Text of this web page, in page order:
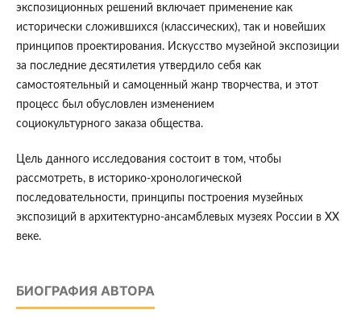
экспозиционных решений включает применение как
исторически сложившихся (классических), так и новейших
принципов проектирования. Искусство музейной экспозиции
за последние десятилетия утвердило себя как
самостоятельный и самоценный жанр творчества, и этот
процесс был обусловлен изменением
социокультурного заказа общества.
Цель данного исследования состоит в том, чтобы
рассмотреть, в историко-хронологической
последовательности, принципы построения музейных
экспозиций в архитектурно-ансамблевых музеях России в XX
веке.
БИОГРАФИЯ АВТОРА